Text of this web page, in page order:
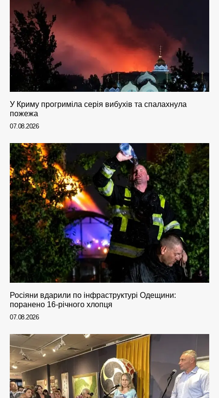
У Криму прогриміла серія вибухів та спалахнула
пожежа
07.08.2026
Росіяни вдарили по інфраструктурі Одещини:
поранено 16-річного хлопця
07.08.2026